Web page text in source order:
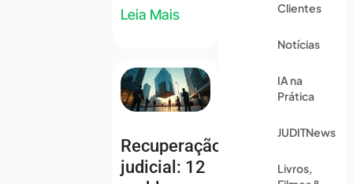
Leia Mais
Recuperação
judicial: 12
Clientes
Notícias
IA na
Prática
JUDITNews
Livros,